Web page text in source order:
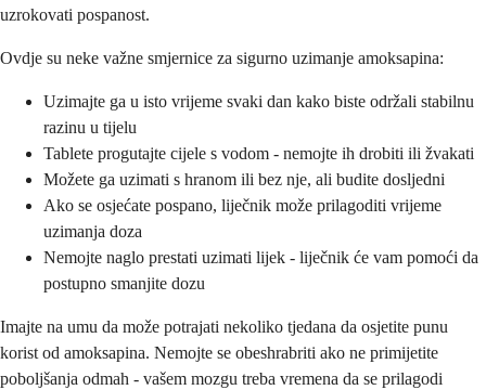
uzrokovati pospanost.
Ovdje su neke važne smjernice za sigurno uzimanje amoksapina:
Uzimajte ga u isto vrijeme svaki dan kako biste održali stabilnu
razinu u tijelu
Tablete progutajte cijele s vodom - nemojte ih drobiti ili žvakati
Možete ga uzimati s hranom ili bez nje, ali budite dosljedni
Ako se osjećate pospano, liječnik može prilagoditi vrijeme
uzimanja doza
Nemojte naglo prestati uzimati lijek - liječnik će vam pomoći da
postupno smanjite dozu
Imajte na umu da može potrajati nekoliko tjedana da osjetite punu
korist od amoksapina. Nemojte se obeshrabriti ako ne primijetite
poboljšanja odmah - vašem mozgu treba vremena da se prilagodi